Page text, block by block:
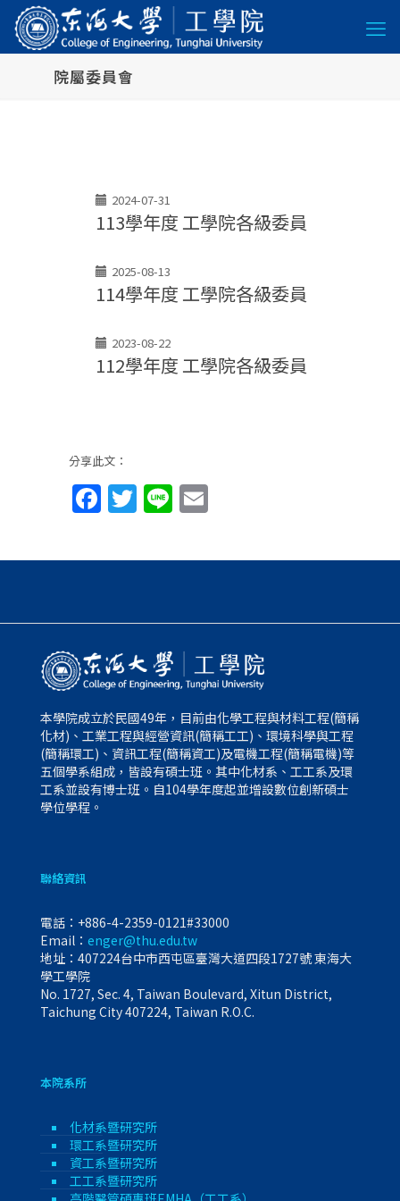
院屬委員會
2024-07-31
113學年度 工學院各級委員
2025-08-13
114學年度 工學院各級委員
2023-08-22
112學年度 工學院各級委員
分享此文：
Facebook
Twitter
LineEmail
本學院成立於民國49年，目前由化學工程與材料工程(簡稱
化材)、工業工程與經營資訊(簡稱工工)、環境科學與工程
(簡稱環工)、資訊工程(簡稱資工)及電機工程(簡稱電機)等
五個學系組成，皆設有碩士班。其中化材系、工工系及環
工系並設有博士班。自104學年度起並增設數位創新碩士
學位學程。
聯絡資訊
電話： +886-4-2359-0121#33000
Email： enger@thu.edu.tw
地址：407224台中市西屯區臺灣大道四段1727號 東海大
學工學院
No. 1727, Sec. 4, Taiwan Boulevard, Xitun District,
Taichung City 407224, Taiwan R.O.C.
本院系所
化材系暨研究所
環工系暨研究所
資工系暨研究所
工工系暨研究所